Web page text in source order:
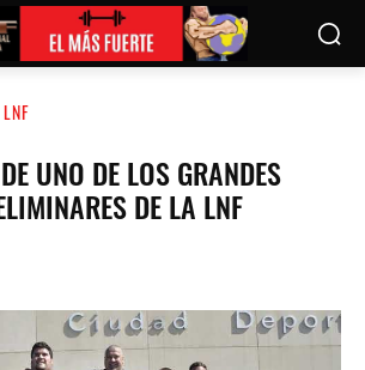
UNO DE LOS GRANDES
DE LA LNF